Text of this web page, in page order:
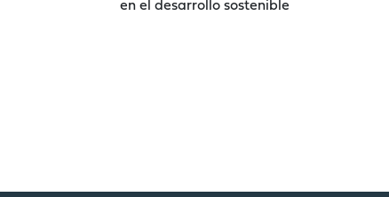
en el desarrollo sostenible